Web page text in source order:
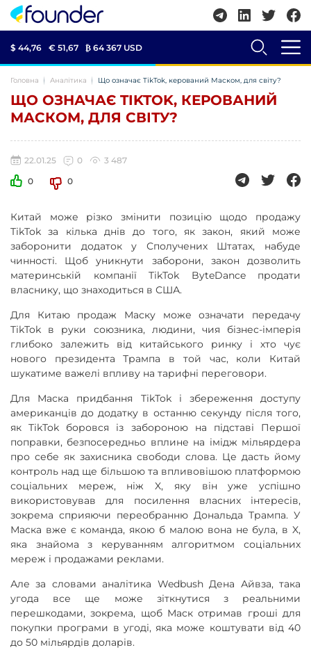
$ 44,76 € 51,67 ₿ 64 367 USD
Головна Аналітика Що означає TikTok, керований Маском, для світу?
ЩО ОЗНАЧАЄ TIKTOK, КЕРОВАНИЙ
МАСКОМ, ДЛЯ СВІТУ?
22.01.25 0
3 487
0
0
Китай може різко змінити позицію щодо продажу
TikTok за кілька днів до того, як закон, який може
заборонити додаток у Сполучених Штатах, набуде
чинності. Щоб уникнути заборони, закон дозволить
материнській компанії TikTok ByteDance продати
власнику, що знаходиться в США.
Для Китаю продаж Маску може означати передачу
TikTok в руки союзника, людини, чия бізнес-імперія
глибоко залежить від китайського ринку і хто чує
нового президента Трампа в той час, коли Китай
шукатиме важелі впливу на тарифні переговори.
Для Маска придбання TikTok і збереження доступу
американців до додатку в останню секунду після того,
як TikTok боровся із забороною на підставі Першої
поправки, безпосередньо вплине на імідж мільярдера
про себе як захисника свободи слова. Це дасть йому
контроль над ще більшою та впливовішою платформою
соціальних мереж, ніж X, яку він уже успішно
використовував для посилення власних інтересів,
зокрема сприяючи переобранню Дональда Трампа. У
Маска вже є команда, якою б малою вона не була, в X,
яка знайома з керуванням алгоритмом соціальних
мереж і продажами реклами.
Але за словами аналітика Wedbush Дена Айвза, така
угода все ще може зіткнутися з реальними
перешкодами, зокрема, щоб Маск отримав гроші для
покупки програми в угоді, яка може коштувати від 40
до 50 мільярдів доларів.